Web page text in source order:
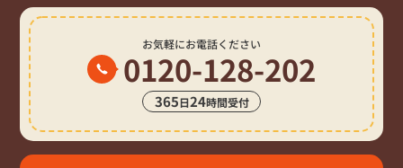
お気軽にお電話ください
0120-128-202
365日24時間受付